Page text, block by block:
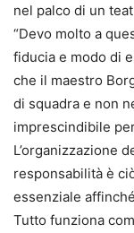
nel palco di un
“Devo molto a
fiducia e modo di
che il maestro
di squadra e non
imprescindibile
L’organizzazione
responsabilità è
essenziale
Tutto funziona